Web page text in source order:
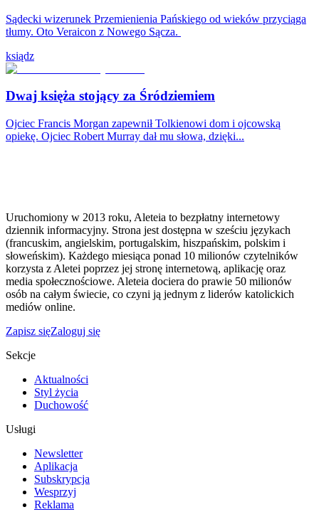
Sądecki wizerunek Przemienienia Pańskiego od wieków przyciąga
tłumy. Oto Veraicon z Nowego Sącza.
ksiądz
Dwaj księża stojący za Śródziemiem
Ojciec Francis Morgan zapewnił Tolkienowi dom i ojcowską
opiekę. Ojciec Robert Murray dał mu słowa, dzięki...
Uruchomiony w 2013 roku, Aleteia to bezpłatny internetowy
dziennik informacyjny. Strona jest dostępna w sześciu językach
(francuskim, angielskim, portugalskim, hiszpańskim, polskim i
słoweńskim). Każdego miesiąca ponad 10 milionów czytelników
korzysta z Aletei poprzez jej stronę internetową, aplikację oraz
media społecznościowe. Aleteia dociera do prawie 50 milionów
osób na całym świecie, co czyni ją jednym z liderów katolickich
mediów online.
Zapisz sięZaloguj się
Sekcje
Aktualności
Styl życia
Duchowość
Usługi
Newsletter
Aplikacja
Subskrypcja
Wesprzyj
Reklama